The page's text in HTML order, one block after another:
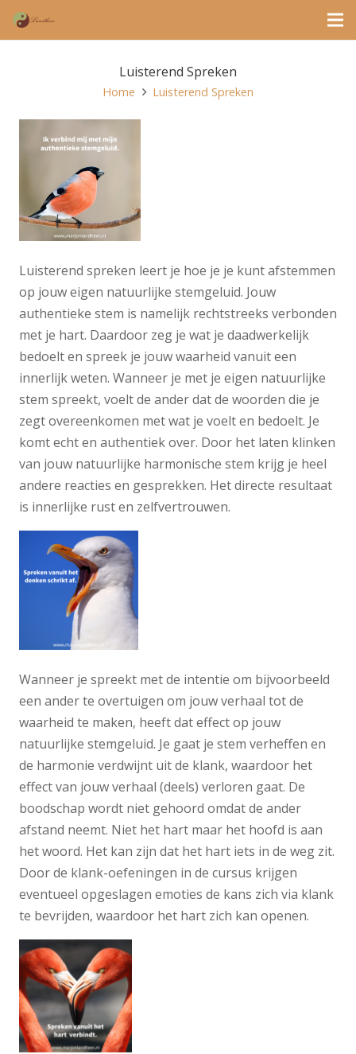
Luisterend Spreken
Home Luisterend Spreken
Luisterend spreken leert je hoe je je kunt afstemmen
op jouw eigen natuurlijke stemgeluid. Jouw
authentieke stem is namelijk rechtstreeks verbonden
met je hart. Daardoor zeg je wat je daadwerkelijk
bedoelt en spreek je jouw waarheid vanuit een
innerlijk weten. Wanneer je met je eigen natuurlijke
stem spreekt, voelt de ander dat de woorden die je
zegt overeenkomen met wat je voelt en bedoelt. Je
komt echt en authentiek over. Door het laten klinken
van jouw natuurlijke harmonische stem krijg je heel
andere reacties en gesprekken. Het directe resultaat
is innerlijke rust en zelfvertrouwen.
Wanneer je spreekt met de intentie om bijvoorbeeld
een ander te overtuigen om jouw verhaal tot de
waarheid te maken, heeft dat effect op jouw
natuurlijke stemgeluid. Je gaat je stem verheffen en
de harmonie verdwijnt uit de klank, waardoor het
effect van jouw verhaal (deels) verloren gaat. De
boodschap wordt niet gehoord omdat de ander
afstand neemt. Niet het hart maar het hoofd is aan
het woord. Het kan zijn dat het hart iets in de weg zit.
Door de klank-oefeningen in de cursus krijgen
eventueel opgeslagen emoties de kans zich via klank
te bevrijden, waardoor het hart zich kan openen.